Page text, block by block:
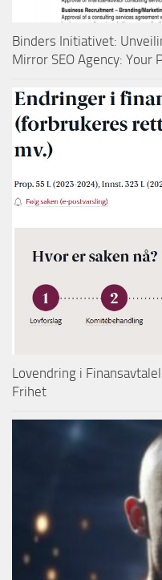
Binders Initiativet:
Mirror SEO Agency: Your
Lovendring i
Frihet